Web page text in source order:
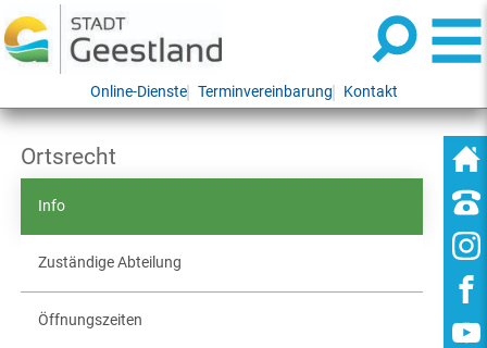
Online-Dienste Terminvereinbarung Kontakt
Ortsrecht
Info
Zuständige Abteilung
Öffnungszeiten